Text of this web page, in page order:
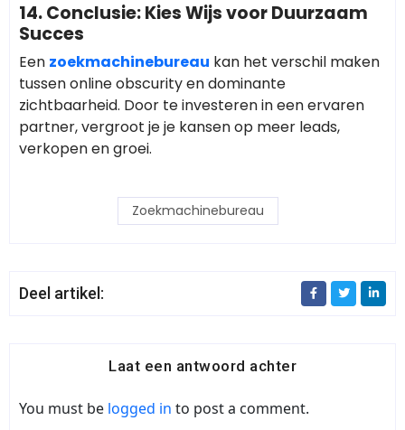
14. Conclusie: Kies Wijs voor Duurzaam
Succes
Een zoekmachinebureau kan het verschil maken
tussen online obscurity en dominante
zichtbaarheid. Door te investeren in een ervaren
partner, vergroot je je kansen op meer leads,
verkopen en groei.
Zoekmachinebureau
Deel artikel:
Laat een antwoord achter
You must be logged in to post a comment.